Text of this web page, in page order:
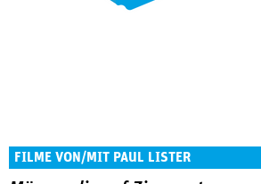
FILME VON/MIT PAUL LISTER